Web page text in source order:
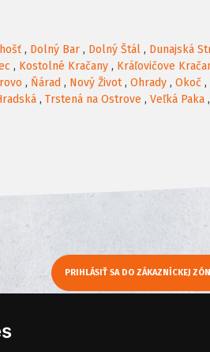
, Dolný Bar , Dolný Štál , Dunajská
, Kostolné Kračany , Kráľovičove
, Ňárad , Nový Život, Ohrady , Okoč ,
, Trstená na Ostrove , Veľká Paka ,
PRIHLÁSIŤ SA DO ZÁKAZNÍCKEJ